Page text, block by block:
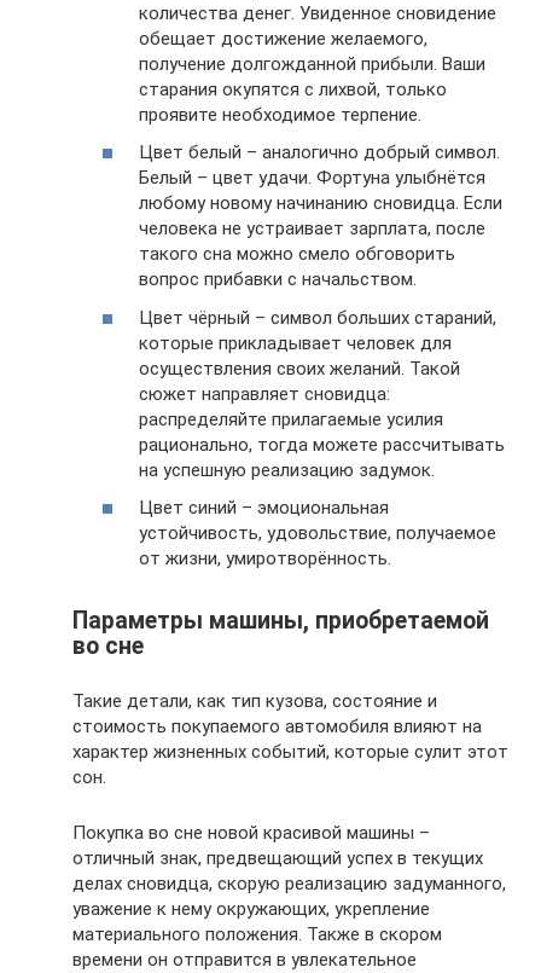
количества денег. Увиденное сновидение
обещает достижение желаемого,
получение долгожданной прибыли. Ваши
старания окупятся с лихвой, только
проявите необходимое терпение.
Цвет белый – аналогично добрый символ.
Белый – цвет удачи. Фортуна улыбнётся
любому новому начинанию сновидца. Если
человека не устраивает зарплата, после
такого сна можно смело обговорить
вопрос прибавки с начальством.
Цвет чёрный – символ больших стараний,
которые прикладывает человек для
осуществления своих желаний. Такой
сюжет направляет сновидца:
распределяйте прилагаемые усилия
рационально, тогда можете рассчитывать
на успешную реализацию задумок.
Цвет синий – эмоциональная
устойчивость, удовольствие, получаемое
от жизни, умиротворённость.
Параметры машины, приобретаемой
во сне
Такие детали, как тип кузова, состояние и
стоимость покупаемого автомобиля влияют на
характер жизненных событий, которые сулит этот
сон.
Покупка во сне новой красивой машины –
отличный знак, предвещающий успех в текущих
делах сновидца, скорую реализацию задуманного,
уважение к нему окружающих, укрепление
материального положения. Также в скором
времени он отправится в увлекательное